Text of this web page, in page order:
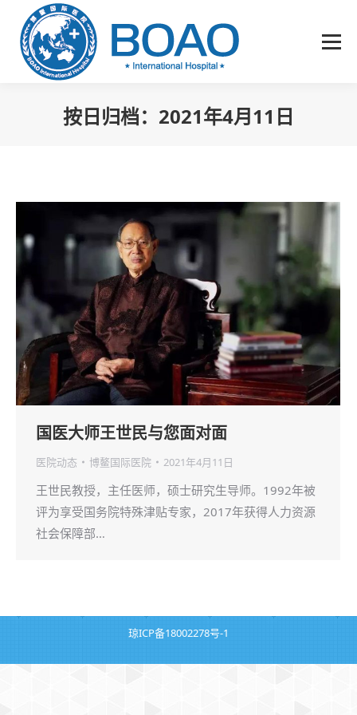
按日归档： 2021年4月11日
国医大师王世民与您面对面
医院动态 博鳌国际医院 2021年4月11日
王世民教授，主任医师，硕士研究生导师。1992年被
评为享受国务院特殊津贴专家，2017年获得人力资源
社会保障部…
琼ICP备18002278号-1